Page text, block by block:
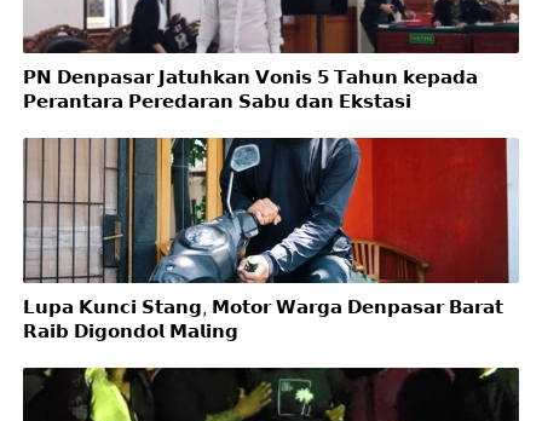
𝗣𝗡 𝗗𝗲𝗻𝗽𝗮𝘀𝗮𝗿 𝗝𝗮𝘁𝘂𝗵𝗸𝗮𝗻 𝗩𝗼𝗻𝗶𝘀 𝟱 𝗧𝗮𝗵𝘂𝗻 𝗸𝗲𝗽𝗮𝗱𝗮
𝗣𝗲𝗿𝗮𝗻𝘁𝗮𝗿𝗮 𝗣𝗲𝗿𝗲𝗱𝗮𝗿𝗮𝗻 𝗦𝗮𝗯𝘂 𝗱𝗮𝗻 𝗘𝗸𝘀𝘁𝗮𝘀𝗶
𝗟𝘂𝗽𝗮 𝗞𝘂𝗻𝗰𝗶 𝗦𝘁𝗮𝗻𝗴, 𝗠𝗼𝘁𝗼𝗿 𝗪𝗮𝗿𝗴𝗮 𝗗𝗲𝗻𝗽𝗮𝘀𝗮𝗿 𝗕𝗮𝗿𝗮𝘁
𝗥𝗮𝗶𝗯 𝗗𝗶𝗴𝗼𝗻𝗱𝗼𝗹 𝗠𝗮𝗹𝗶𝗻𝗴